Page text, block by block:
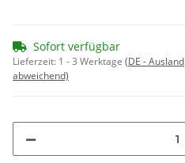
Sofort verfügbar
Lieferzeit: 1 - 3 Werktage (DE - Ausland
abweichend)